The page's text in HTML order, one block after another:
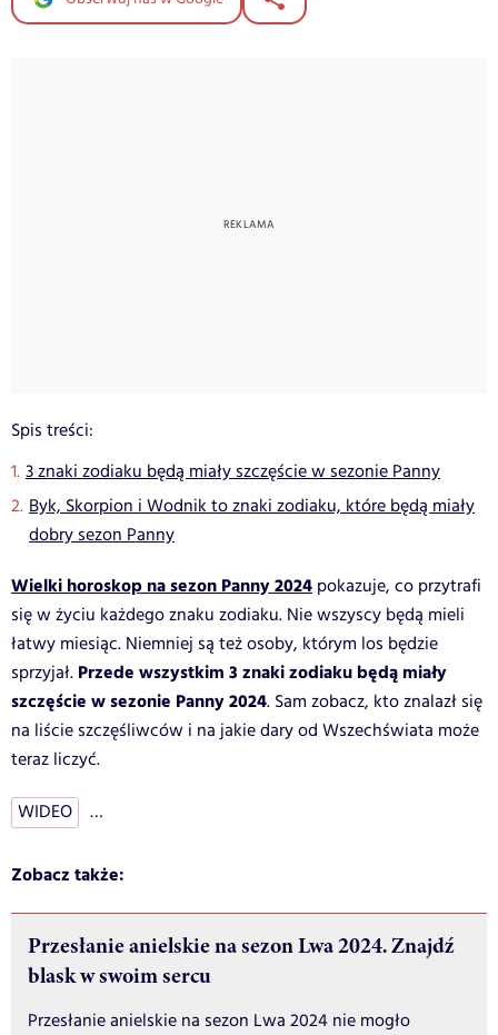
Spis treści:
3 znaki zodiaku będą miały szczęście w sezonie Panny
Byk, Skorpion i Wodnik to znaki zodiaku, które będą miały
dobry sezon Panny
Wielki horoskop na sezon Panny 2024 pokazuje, co przytrafi
się w życiu każdego znaku zodiaku. Nie wszyscy będą mieli
łatwy miesiąc. Niemniej są też osoby, którym los będzie
sprzyjał. Przede wszystkim 3 znaki zodiaku będą miały
szczęście w sezonie Panny 2024. Sam zobacz, kto znalazł się
na liście szczęśliwców i na jakie dary od Wszechświata może
teraz liczyć.
WIDEO …
Zobacz także:
Przesłanie anielskie na sezon Lwa 2024. Znajdź
blask w swoim sercu
Przesłanie anielskie na sezon Lwa 2024 nie mogło